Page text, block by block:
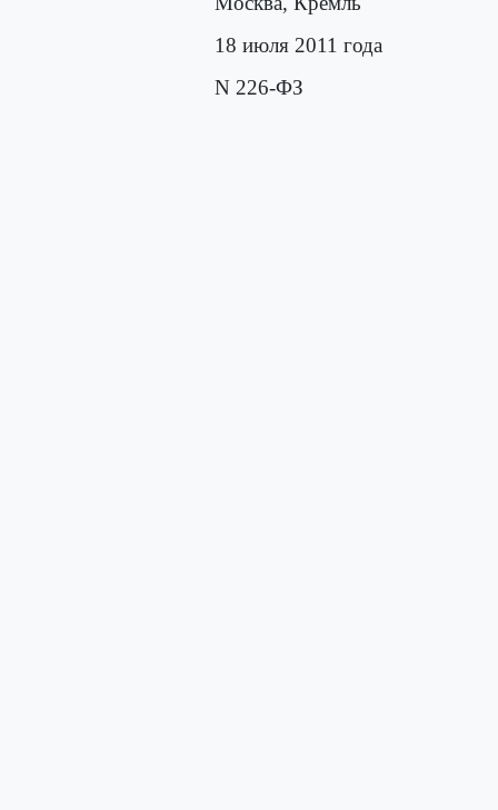
18 июля 2011 года
N 226-ФЗ